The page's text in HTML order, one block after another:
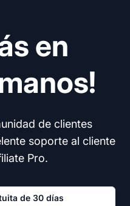
en
de clientes
soporte al cliente
Pro.
de 30 días